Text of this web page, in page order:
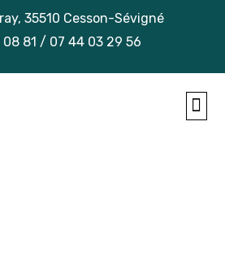
35510 Cesson-Sévigné
81 / 07 44 03 29 56